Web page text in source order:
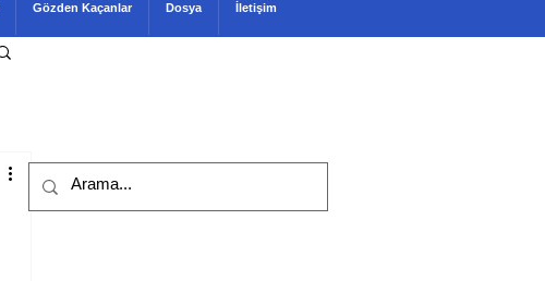
Gözden Kaçanlar Dosya İletişim